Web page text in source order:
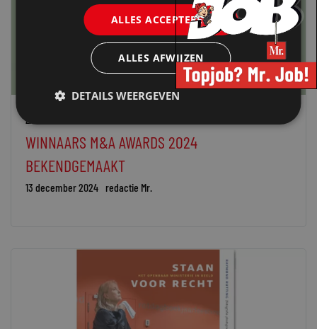
ZAKENNIEUWS
WINNAARS M&A AWARDS 2024
BEKENDGEMAAKT
13 december 2024 redactie Mr.
ALLES ACCEPTEREN
ALLES AFWIJZEN
DETAILS WEERGEVEN